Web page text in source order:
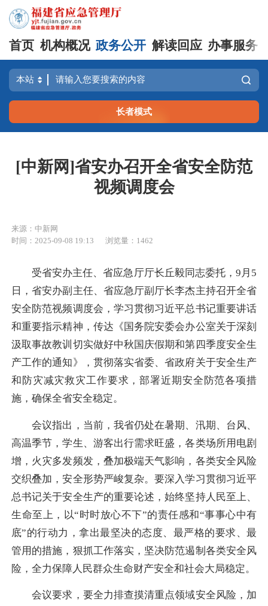
首页 机构概况 政务公开 解读回应 办事服务
长者模式
[中新网]省安办召开全省安全防范
视频调度会
来源：中新网
时间：2025-09-08 19:13
浏览量：1462
受省安办主任、省应急厅厅长丘毅同志委托，9月5
日，省安办副主任、省应急厅副厅长李杰主持召开全省
安全防范视频调度会，学习贯彻习近平总书记重要讲话
和重要指示精神，传达《国务院安委会办公室关于深刻
汲取事故教训切实做好中秋国庆假期和第四季度安全生
产工作的通知》，贯彻落实省委、省政府关于安全生产
和防灾减灾救灾工作要求，部署近期安全防范各项措
施，确保全省安全稳定。
会议指出，当前，我省仍处在暑期、汛期、台风、
高温季节，学生、游客出行需求旺盛，各类场所用电剧
增，火灾多发频发，叠加极端天气影响，各类安全风险
交织叠加，安全形势严峻复杂。要深入学习贯彻习近平
总书记关于安全生产的重要论述，始终坚持人民至上、
生命至上，以“时时放心不下”的责任感和“事事心中有
底”的行动力，拿出最坚决的态度、最严格的要求、最
管用的措施，狠抓工作落实，坚决防范遏制各类安全风
险，全力保障人民群众生命财产安全和社会大局稳定。
会议要求，要全力排查摸清重点领域安全风险，加